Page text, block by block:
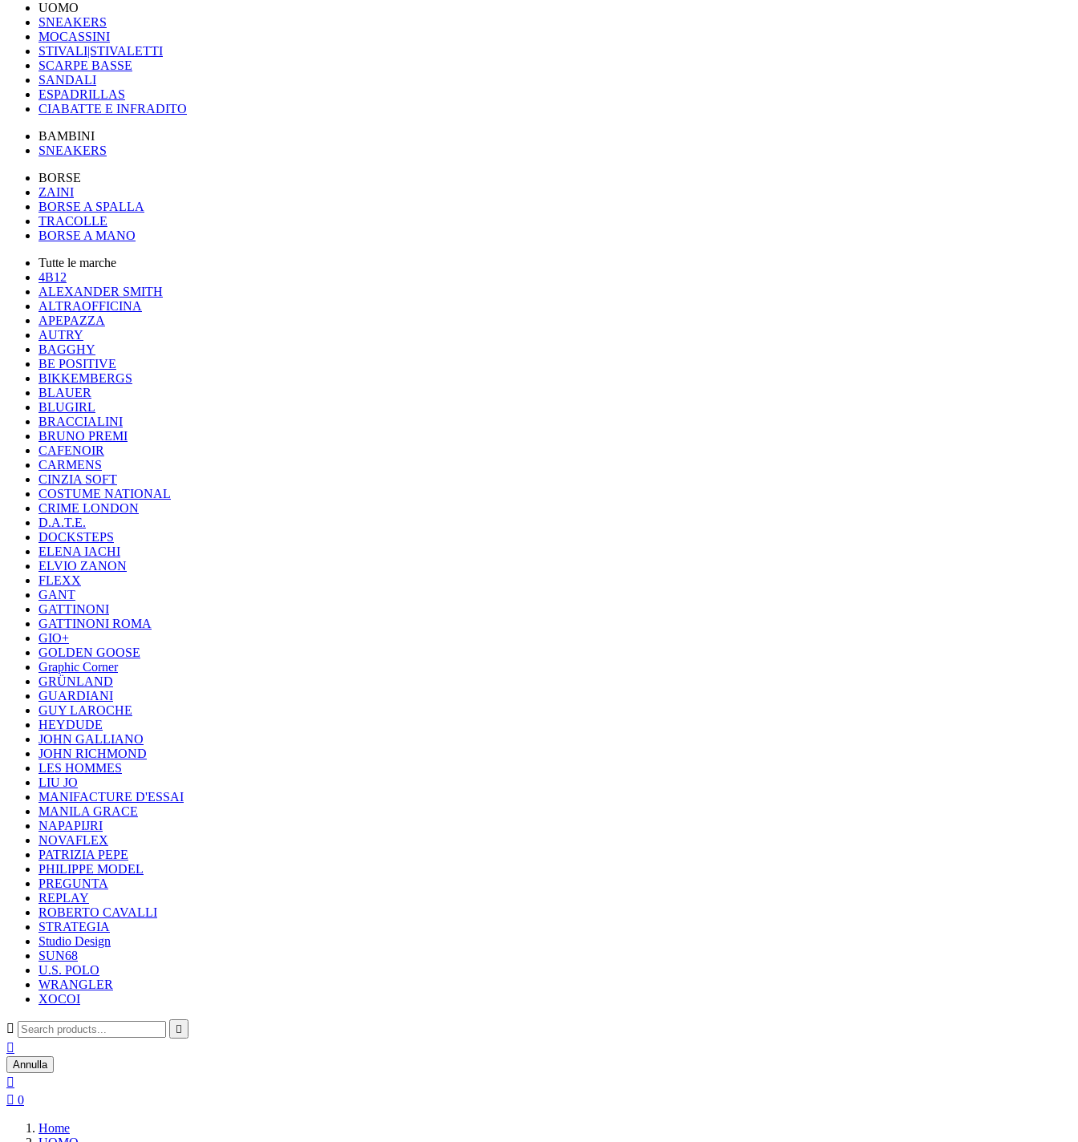
UOMO
SNEAKERS
MOCASSINI
STIVALI|STIVALETTI
SCARPE BASSE
SANDALI
ESPADRILLAS
CIABATTE E INFRADITO
BAMBINI
SNEAKERS
BORSE
ZAINI
BORSE A SPALLA
TRACOLLE
BORSE A MANO
Tutte le marche
4B12
ALEXANDER SMITH
ALTRAOFFICINA
APEPAZZA
AUTRY
BAGGHY
BE POSITIVE
BIKKEMBERGS
BLAUER
BLUGIRL
BRACCIALINI
BRUNO PREMI
CAFENOIR
CARMENS
CINZIA SOFT
COSTUME NATIONAL
CRIME LONDON
D.A.T.E.
DOCKSTEPS
ELENA IACHI
ELVIO ZANON
FLEXX
GANT
GATTINONI
GATTINONI ROMA
GIO+
GOLDEN GOOSE
Graphic Corner
GRÜNLAND
GUARDIANI
GUY LAROCHE
HEYDUDE
JOHN GALLIANO
JOHN RICHMOND
LES HOMMES
LIU JO
MANIFACTURE D'ESSAI
MANILA GRACE
NAPAPIJRI
NOVAFLEX
PATRIZIA PEPE
PHILIPPE MODEL
PREGUNTA
REPLAY
ROBERTO CAVALLI
STRATEGIA
Studio Design
SUN68
U.S. POLO
WRANGLER
XOCOI
 

Annulla

 0
Home